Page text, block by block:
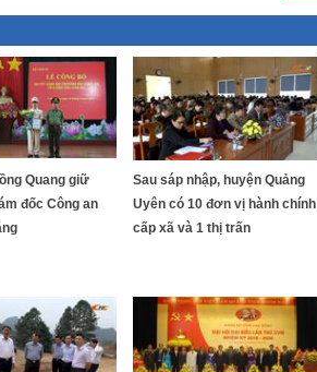
Quang giữ
đốc Công an
Sau sáp nhập, huyện Quảng
Uyên có 10 đơn vị hành chính
cấp xã và 1 thị trấn